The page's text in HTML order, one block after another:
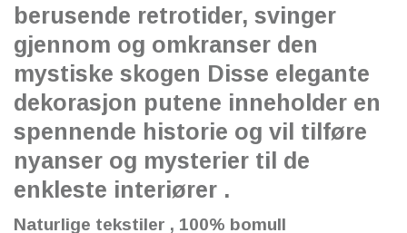
berusende retrotider, svinger
gjennom og omkranser den
mystiske skogen Disse elegante
dekorasjon putene inneholder en
spennende historie og vil tilføre
nyanser og mysterier til de
enkleste interiører .
Naturlige tekstiler , 100% bomull